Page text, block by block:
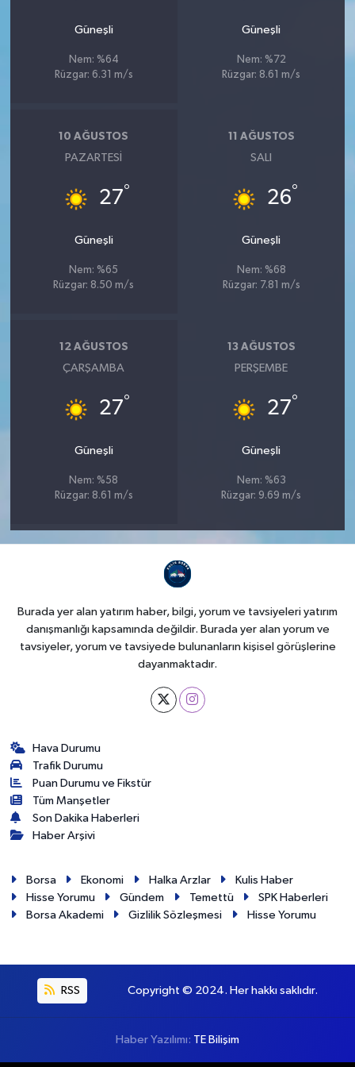
Güneşli
Nem: %64
Rüzgar: 6.31 m/s
Güneşli
Nem: %72
Rüzgar: 8.61 m/s
10 AĞUSTOS
PAZARTESI
27°
Güneşli
Nem: %65
Rüzgar: 8.50 m/s
11 AĞUSTOS
SALI
26°
Güneşli
Nem: %68
Rüzgar: 7.81 m/s
12 AĞUSTOS
ÇARŞAMBA
27°
Güneşli
Nem: %58
Rüzgar: 8.61 m/s
13 AĞUSTOS
PERŞEMBE
27°
Güneşli
Nem: %63
Rüzgar: 9.69 m/s
Burada yer alan yatırım haber, bilgi, yorum ve tavsiyeleri yatırım
danışmanlığı kapsamında değildir. Burada yer alan yorum ve
tavsiyeler, yorum ve tavsiyede bulunanların kişisel görüşlerine
dayanmaktadır.
Hava Durumu
Trafik Durumu
Puan Durumu ve Fikstür
Tüm Manşetler
Son Dakika Haberleri
Haber Arşivi
Borsa Ekonomi Halka Arzlar
Kulis Haber
Hisse Yorumu
Gündem Temettü
SPK Haberleri
Borsa Akademi
Gizlilik Sözleşmesi Hisse Yorumu
RSS Copyright © 2024. Her hakkı saklıdır.
Haber Yazılımı: TE Bilişim